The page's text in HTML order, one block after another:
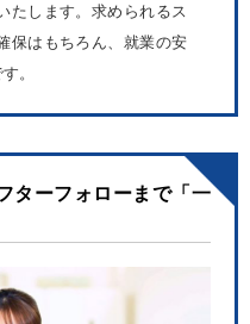
たします。求められるス
保はもちろん、就業の安
。
ターフォローまで「一